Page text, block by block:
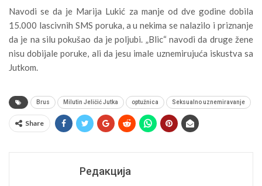
Navodi se da je Marija Lukić za manje od dve godine dobila
15.000 lascivnih SMS poruka, a u nekima se nalazilo i priznanje
da je na silu pokušao da je poljubi. „Blic“ navodi da druge žene
nisu dobijale poruke, ali da jesu imale uznemirujuća iskustva sa
Jutkom.
Brus Milutin Jeličić Jutka optužnica Seksualno uznemiravanje
Share
Редакција